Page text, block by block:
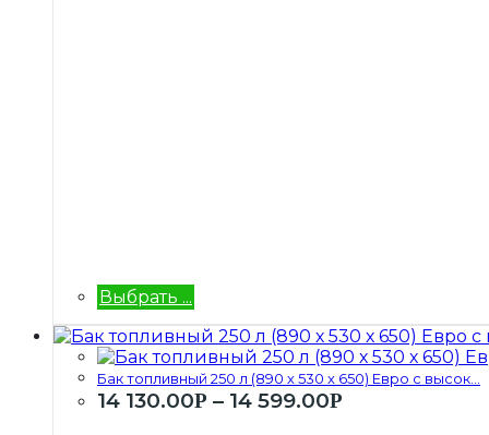
Выбрать ...
Бак топливный 250 л (890 х 530 х 650) Евро с высок...
14 130.00Р – 14 599.00Р